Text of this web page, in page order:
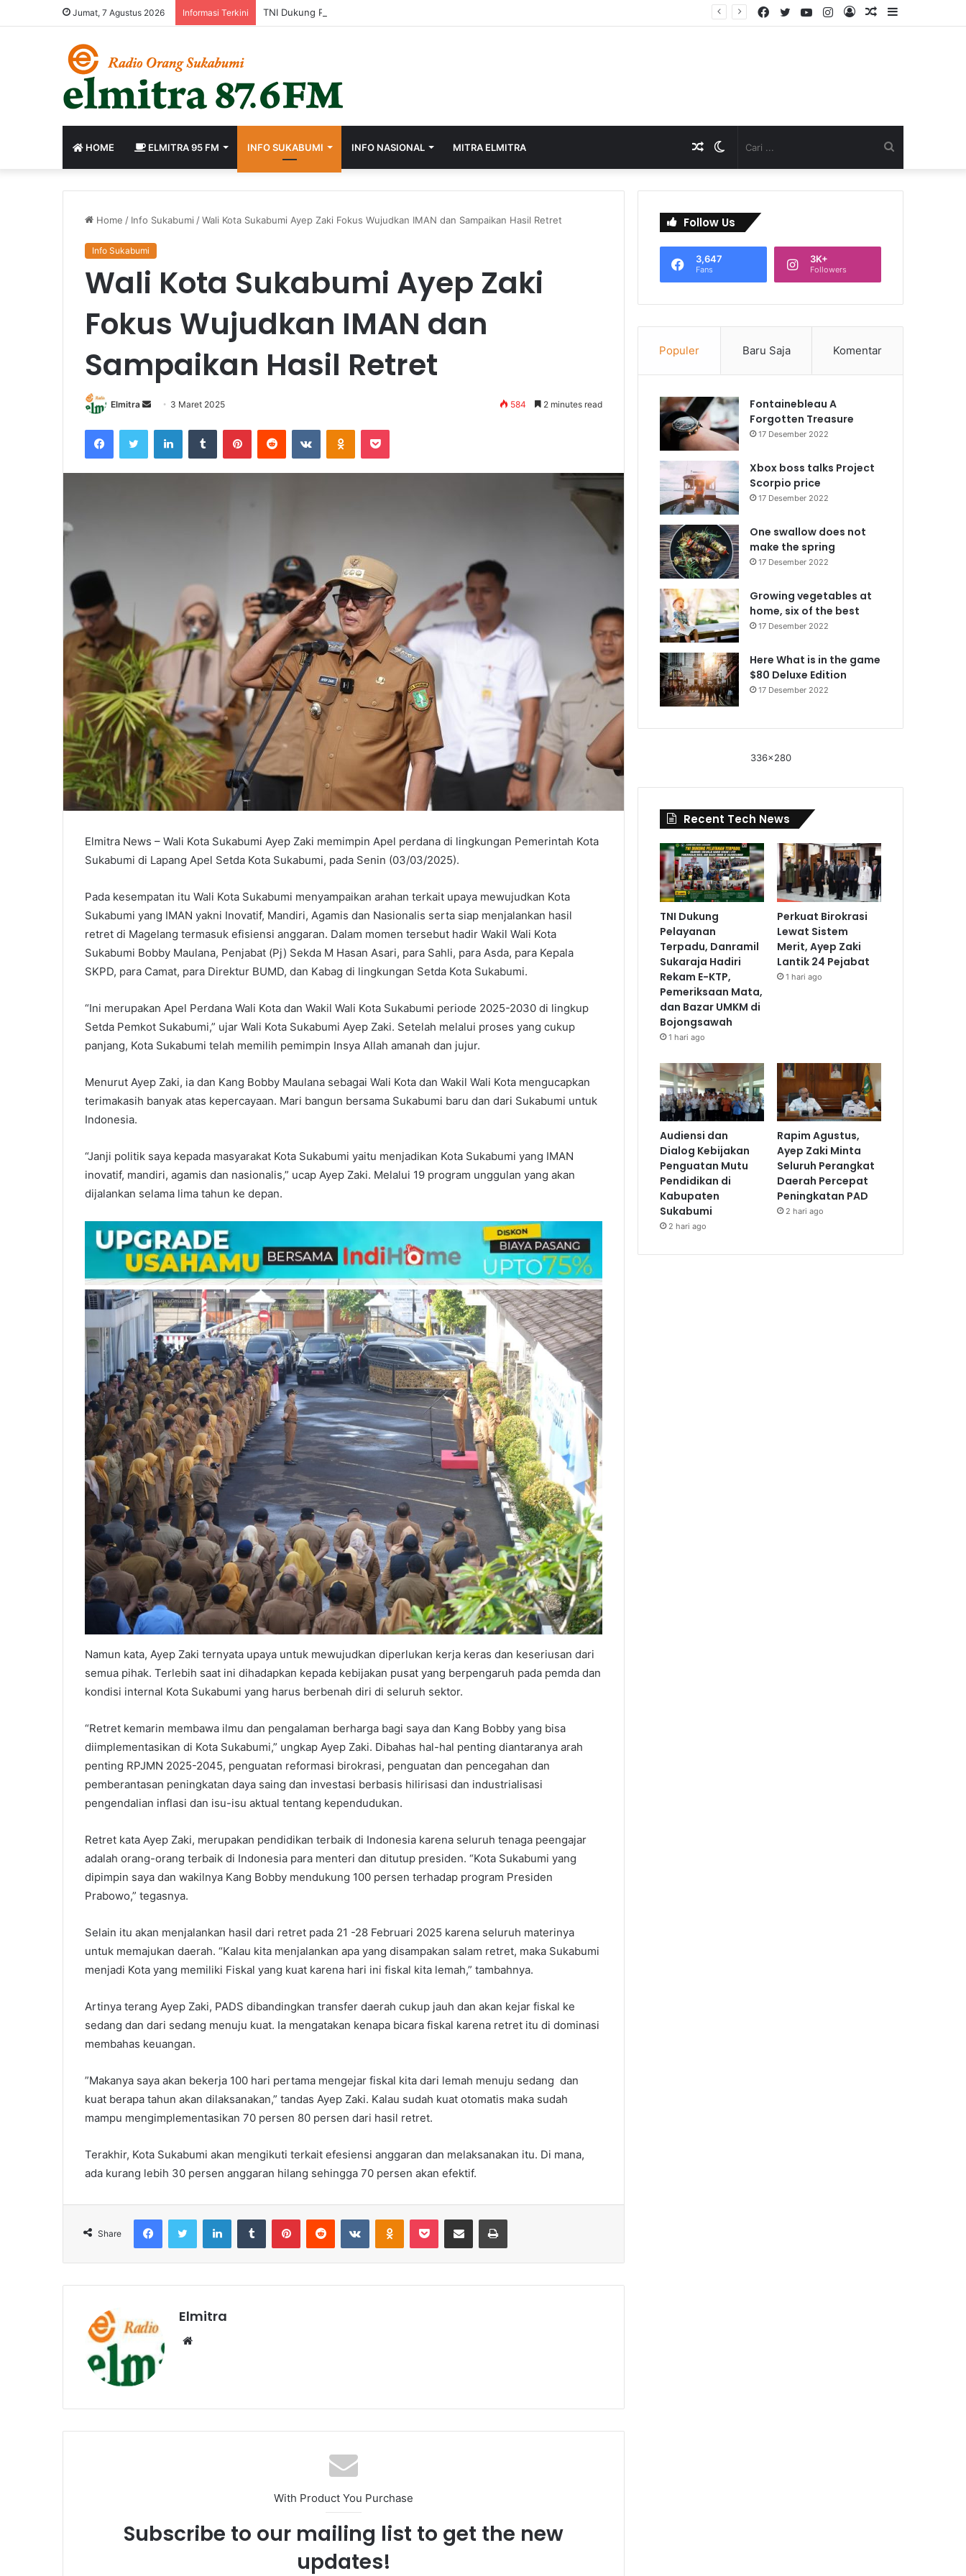
Jumat, 7 Agustus 2026 Informasi Terkini Sidebar
Artikel
Log
Instagram
YouTube
Twitter
Facebook
HOME ELMITRA 95 FM INFO SUKABUMI INFO NASIONAL MITRA ELMITRA
...
Switch
skin
Artikel
Acak
Home / Info Sukabumi /Wali Kota Sukabumi Ayep Zaki Fokus Wujudkan IMAN dan Sampaikan Hasil Retret
Info Sukabumi
Wali Kota Sukabumi Ayep Zaki
Fokus Wujudkan IMAN dan
Sampaikan Hasil Retret
Elmitra
Send
email
3 Maret 2025 584 2 minutes read
FacebookTwitter LinkedInTumblr PinterestReddit VKontakteOdnoklassniki
Pocket
Elmitra News – Wali Kota Sukabumi Ayep Zaki memimpin Apel perdana di lingkungan Pemerintah Kota
Sukabumi di Lapang Apel Setda Kota Sukabumi, pada Senin (03/03/2025).
Pada kesempatan itu Wali Kota Sukabumi menyampaikan arahan terkait upaya mewujudkan Kota
Sukabumi yang IMAN yakni Inovatif, Mandiri, Agamis dan Nasionalis serta siap menjalankan hasil
retret di Magelang termasuk efisiensi anggaran. Dalam momen tersebut hadir Wakil Wali Kota
Sukabumi Bobby Maulana, Penjabat (Pj) Sekda M Hasan Asari, para Sahli, para Asda, para Kepala
SKPD, para Camat, para Direktur BUMD, dan Kabag di lingkungan Setda Kota Sukabumi.
“Ini merupakan Apel Perdana Wali Kota dan Wakil Wali Kota Sukabumi periode 2025-2030 di lingkup
Setda Pemkot Sukabumi,” ujar Wali Kota Sukabumi Ayep Zaki. Setelah melalui proses yang cukup
panjang, Kota Sukabumi telah memilih pemimpin Insya Allah amanah dan jujur.
Menurut Ayep Zaki, ia dan Kang Bobby Maulana sebagai Wali Kota dan Wakil Wali Kota mengucapkan
terimakasih banyak atas kepercayaan. Mari bangun bersama Sukabumi baru dan dari Sukabumi untuk
Indonesia.
“Janji politik saya kepada masyarakat Kota Sukabumi yaitu menjadikan Kota Sukabumi yang IMAN
inovatif, mandiri, agamis dan nasionalis,” ucap Ayep Zaki. Melalui 19 program unggulan yang akan
dijalankan selama lima tahun ke depan.
Namun kata, Ayep Zaki ternyata upaya untuk mewujudkan diperlukan kerja keras dan keseriusan dari
semua pihak. Terlebih saat ini dihadapkan kepada kebijakan pusat yang berpengaruh pada pemda dan
kondisi internal Kota Sukabumi yang harus berbenah diri di seluruh sektor.
“Retret kemarin membawa ilmu dan pengalaman berharga bagi saya dan Kang Bobby yang bisa
diimplementasikan di Kota Sukabumi,” ungkap Ayep Zaki. Dibahas hal-hal penting diantaranya arah
penting RPJMN 2025-2045, penguatan reformasi birokrasi, penguatan dan pencegahan dan
pemberantasan peningkatan daya saing dan investasi berbasis hilirisasi dan industrialisasi
pengendalian inflasi dan isu-isu aktual tentang kependudukan.
Retret kata Ayep Zaki, merupakan pendidikan terbaik di Indonesia karena seluruh tenaga peengajar
adalah orang-orang terbaik di Indonesia para menteri dan ditutup presiden. “Kota Sukabumi yang
dipimpin saya dan wakilnya Kang Bobby mendukung 100 persen terhadap program Presiden
Prabowo,” tegasnya.
Selain itu akan menjalankan hasil dari retret pada 21 -28 Februari 2025 karena seluruh materinya
untuk memajukan daerah. “Kalau kita menjalankan apa yang disampakan salam retret, maka Sukabumi
menjadi Kota yang memiliki Fiskal yang kuat karena hari ini fiskal kita lemah,” tambahnya.
Artinya terang Ayep Zaki, PADS dibandingkan transfer daerah cukup jauh dan akan kejar fiskal ke
sedang dan dari sedang menuju kuat. Ia mengatakan kenapa bicara fiskal karena retret itu di dominasi
membahas keuangan.
”Makanya saya akan bekerja 100 hari pertama mengejar fiskal kita dari lemah menuju sedang dan
kuat berapa tahun akan dilaksanakan,” tandas Ayep Zaki. Kalau sudah kuat otomatis maka sudah
mampu mengimplementasikan 70 persen 80 persen dari hasil retret.
Terakhir, Kota Sukabumi akan mengikuti terkait efesiensi anggaran dan melaksanakan itu. Di mana,
ada kurang lebih 30 persen anggaran hilang sehingga 70 persen akan efektif.
Share
FacebookTwitter LinkedInTumblr PinterestReddit VKontakteOdnoklassniki
Pocket Share via Email Print
Elmitra
Website
With Product You Purchase
Subscribe to our mailing list to get the new
updates!
Follow Us
3,647
Fans
3K+
Followers
Populer Baru Saja Komentar
Fontainebleau A
Forgotten Treasure
17 Desember 2022
Xbox boss talks Project
Scorpio price
17 Desember 2022
One swallow does not
make the spring
17 Desember 2022
Growing vegetables at
home, six of the best
17 Desember 2022
Here What is in the game
$80 Deluxe Edition
17 Desember 2022
336x280
Recent Tech News
TNI Dukung
Pelayanan
Terpadu, Danramil
Sukaraja Hadiri
Rekam E-KTP,
Pemeriksaan Mata,
dan Bazar UMKM di
Bojongsawah
1 hari ago
Perkuat Birokrasi
Lewat Sistem
Merit, Ayep Zaki
Lantik 24 Pejabat
1 hari ago
Audiensi dan
Dialog Kebijakan
Penguatan Mutu
Pendidikan di
Kabupaten
Sukabumi
2 hari ago
Rapim Agustus,
Ayep Zaki Minta
Seluruh Perangkat
Daerah Percepat
Peningkatan PAD
2 hari ago